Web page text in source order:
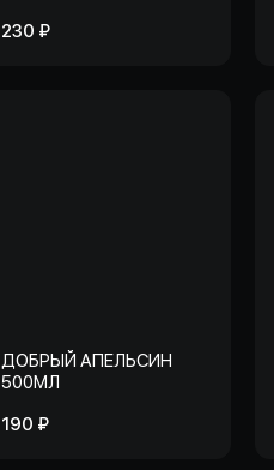
230 ₽
ДОБРЫЙ АПЕЛЬСИН
500МЛ
190 ₽